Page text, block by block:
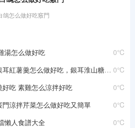
鴿怎么做好吃竅門
0℃
湯怎么做好吃
0℃
羹怎么做好吃，銀耳淮山糖水的做法大全
0℃
吃 素雞怎么涼拌好吃
0℃
涼拌芹菜怎么做好吃又簡單
0℃
懶人食譜大全